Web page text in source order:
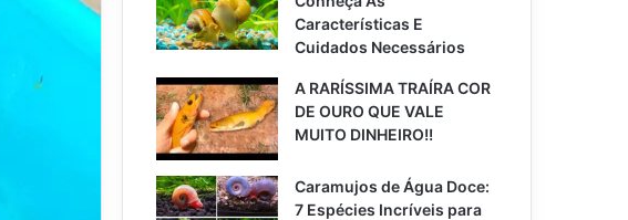
Características E
Cuidados Necessários
A RARÍSSIMA TRAÍRA COR
DE OURO QUE VALE
MUITO DINHEIRO!!
Caramujos de Água Doce:
7 Espécies Incríveis para